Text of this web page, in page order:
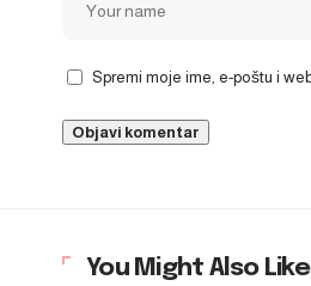
Spremi moje ime, e-poštu i
You Might Also Like